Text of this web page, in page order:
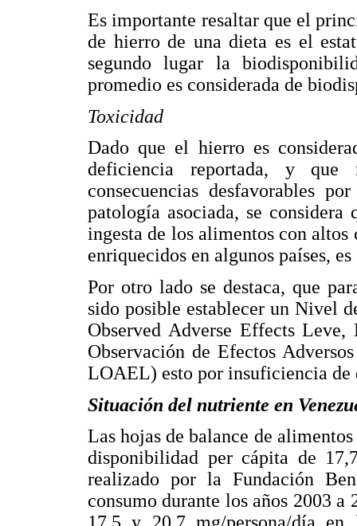
Es importante resaltar que el
de hierro de una dieta es el
segundo lugar la
promedio es considerada de
Toxicidad
Dado que el hierro es
deficiencia reportada, y que
consecuencias desfavorables
patología asociada, se
ingesta de los alimentos con
enriquecidos en algunos países,
Por otro lado se destaca, que
sido posible establecer un Nivel
Observed Adverse Effects
Observación de Efectos
LOAEL) esto por insuficiencia de
Situación del nutriente en
Las hojas de balance de
disponibilidad per cápita de
realizado por la Fundación
consumo durante los años 2003